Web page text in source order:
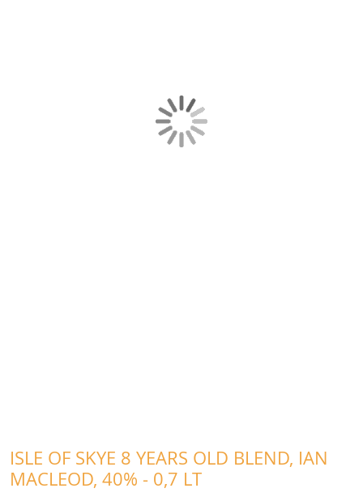
ISLE OF SKYE 8 YEARS OLD BLEND, IAN
MACLEOD, 40% - 0,7 LT